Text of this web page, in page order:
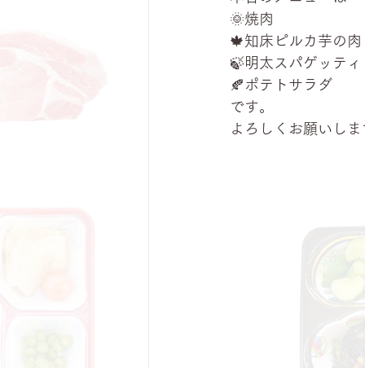
🌞焼肉
🍁知床ピルカ芋の
🍃明太スパゲッティ
🍂ポテトサラダ
です。
よろしくお願いし